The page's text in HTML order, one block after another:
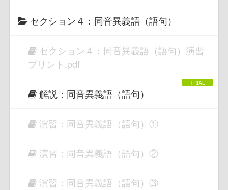
セクション４：同音異義語（語句）
セクション４：同音異義語（語句）演習
プリント.pdf
解説：同音異義語（語句）
演習：同音異義語（語句）①
演習：同音異義語（語句）②
演習：同音異義語（語句）③